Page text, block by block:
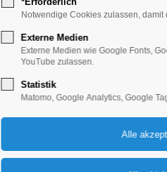
„Große
Stunden
Schiffrundfahrt
06.06.2026, 11:00–13:30
Ausverkauft
Notwendige Cookies zulassen,
Externe Medien
Externe Medien wie Google Fonts,
YouTube zulassen.
Statistik
Matomo, Google Analytics, Google